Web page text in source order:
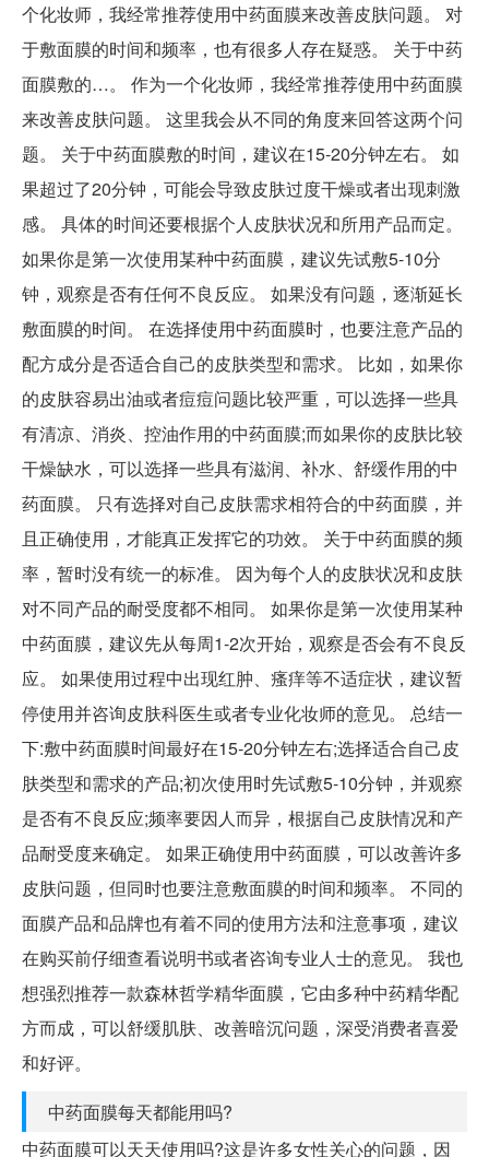
个化妆师，我经常推荐使用中药面膜来改善皮肤问题。 对
于敷面膜的时间和频率，也有很多人存在疑惑。 关于中药
面膜敷的…。 作为一个化妆师，我经常推荐使用中药面膜
来改善皮肤问题。 这里我会从不同的角度来回答这两个问
题。 关于中药面膜敷的时间，建议在15-20分钟左右。 如
果超过了20分钟，可能会导致皮肤过度干燥或者出现刺激
感。 具体的时间还要根据个人皮肤状况和所用产品而定。
如果你是第一次使用某种中药面膜，建议先试敷5-10分
钟，观察是否有任何不良反应。 如果没有问题，逐渐延长
敷面膜的时间。 在选择使用中药面膜时，也要注意产品的
配方成分是否适合自己的皮肤类型和需求。 比如，如果你
的皮肤容易出油或者痘痘问题比较严重，可以选择一些具
有清凉、消炎、控油作用的中药面膜;而如果你的皮肤比较
干燥缺水，可以选择一些具有滋润、补水、舒缓作用的中
药面膜。 只有选择对自己皮肤需求相符合的中药面膜，并
且正确使用，才能真正发挥它的功效。 关于中药面膜的频
率，暂时没有统一的标准。 因为每个人的皮肤状况和皮肤
对不同产品的耐受度都不相同。 如果你是第一次使用某种
中药面膜，建议先从每周1-2次开始，观察是否会有不良反
应。 如果使用过程中出现红肿、瘙痒等不适症状，建议暂
停使用并咨询皮肤科医生或者专业化妆师的意见。 总结一
下:敷中药面膜时间最好在15-20分钟左右;选择适合自己皮
肤类型和需求的产品;初次使用时先试敷5-10分钟，并观察
是否有不良反应;频率要因人而异，根据自己皮肤情况和产
品耐受度来确定。 如果正确使用中药面膜，可以改善许多
皮肤问题，但同时也要注意敷面膜的时间和频率。 不同的
面膜产品和品牌也有着不同的使用方法和注意事项，建议
在购买前仔细查看说明书或者咨询专业人士的意见。 我也
想强烈推荐一款森林哲学精华面膜，它由多种中药精华配
方而成，可以舒缓肌肤、改善暗沉问题，深受消费者喜爱
和好评。
中药面膜每天都能用吗?
中药面膜可以天天使用吗?这是许多女性关心的问题，因